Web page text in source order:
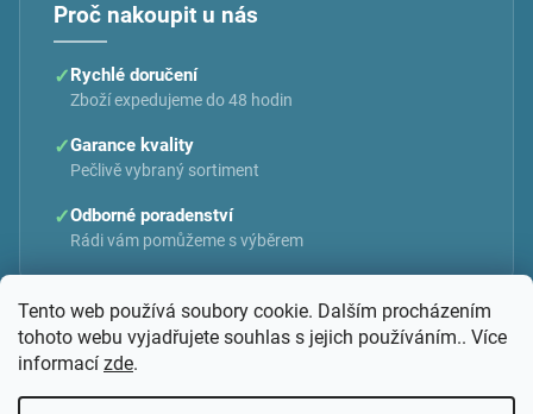
Tento web používá soubory cookie. Dalším procházením
tohoto webu vyjadřujete souhlas s jejich používáním.. Více
informací zde.
Proč nakoupit u nás
✓Rychlé doručení
Zboží expedujeme do 48 hodin
✓Garance kvality
Pečlivě vybraný sortiment
✓Odborné poradenství
Rádi vám pomůžeme s výběrem